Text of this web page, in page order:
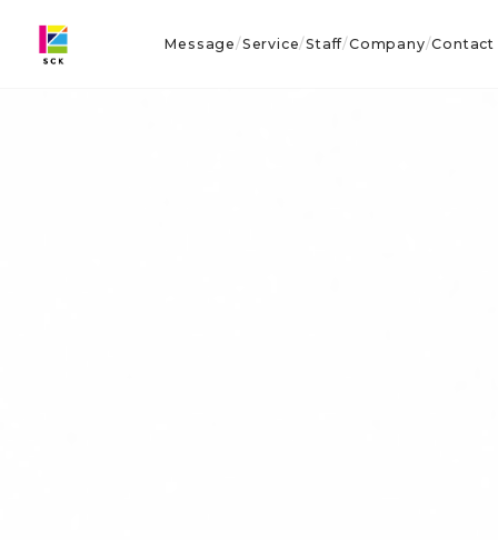
Message/Service/Staff/Company/Contact